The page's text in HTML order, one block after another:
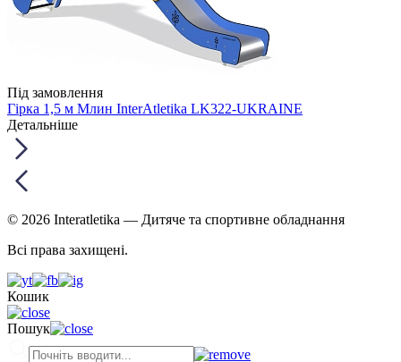
Під замовлення
Гірка 1,5 м Млин InterAtletika LK322-UKRAINE
Детальніше
© 2026 Interatletika — Дитяче та спортивне обладнання
Всі права захищені.
Кошик
Пошук